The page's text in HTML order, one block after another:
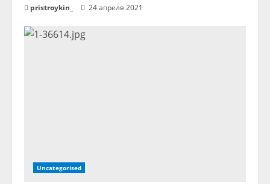
pristroykin_ 24 апреля 2021
Uncategorised